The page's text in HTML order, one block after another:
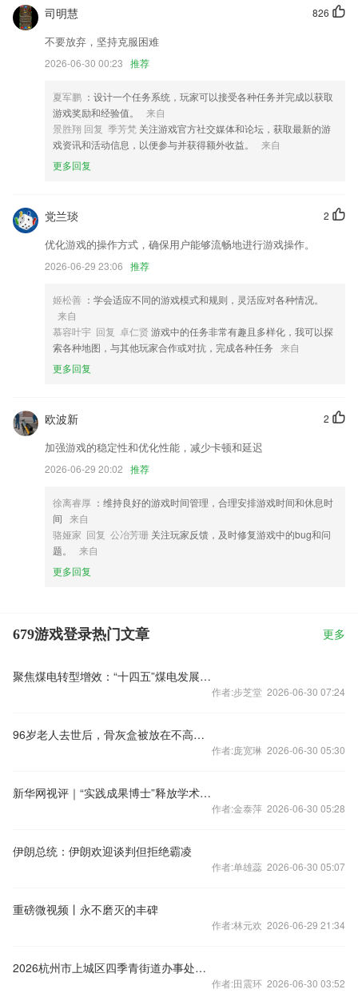
679游戏登录更新了什么?
修复了第三方sdk收集用户隐私信息的问题
b）首页进入地图找站，默认是手机定位城市
新春贺岁，兔年吉祥
内置更多APP的跳过规则。
导入号码的扩展属性增加编辑功能.
销售出库单增加历史记录查询；
进行打分评论，说出您的使用经历，以帮助我们更好的对产品进行优化修
改。
826
司明慧
不要放弃，坚持克服困难
2026-06-30 00:23 推荐
夏军鹏 ：设计一个任务系统，玩家可以接受各种任务并完成以获取
游戏奖励和经验值。
来自
景胜翔 回复 季芳梵 关注游戏官方社交媒体和论坛，获取最新的游
戏资讯和活动信息，以便参与并获得额外收益。
来自
更多回复
2
党兰琰
优化游戏的操作方式，确保用户能够流畅地进行游戏操作。
2026-06-29 23:06 推荐
姬松善 ：学会适应不同的游戏模式和规则，灵活应对各种情况。
来自
慕容叶宇 回复 卓仁贤 游戏中的任务非常有趣且多样化，我可以探
索各种地图，与其他玩家合作或对抗，完成各种任务 来自
更多回复
2
欧波新
加强游戏的稳定性和优化性能，减少卡顿和延迟
2026-06-29 20:02 推荐
徐离睿厚 ：维持良好的游戏时间管理，合理安排游戏时间和休息时
间 来自
骆娅家 回复 公冶芳珊 关注玩家反馈，及时修复游戏中的bug和问
题。
来自
更多回复
679游戏登录热门文章 更多
聚焦煤电转型增效：“十四五”煤电发展锁定这些关键词
作者:步芝堂 2026-06-30 07:24
96岁老人去世后，骨灰盒被放在不高不低的位置丨人间
作者:庞宽琳 2026-06-30 05:30
新华网视评｜“实践成果博士”释放学术评价新信号
作者:金泰萍 2026-06-30 05:28
伊朗总统：伊朗欢迎谈判但拒绝霸凌
作者:单雄蕊 2026-06-30 05:07
重磅微视频丨永不磨灭的丰碑
作者:林元欢 2026-06-29 21:34
2026杭州市上城区四季青街道办事处编外招聘
作者:田震环 2026-06-30 03:52